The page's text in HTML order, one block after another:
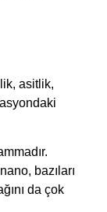
asitlik,
bazıları
da çok